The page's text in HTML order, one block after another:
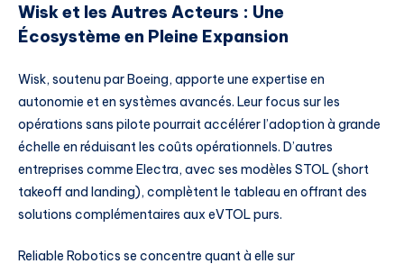
Wisk et les Autres Acteurs : Une
Écosystème en Pleine Expansion
Wisk, soutenu par Boeing, apporte une expertise en
autonomie et en systèmes avancés. Leur focus sur les
opérations sans pilote pourrait accélérer l’adoption à grande
échelle en réduisant les coûts opérationnels. D’autres
entreprises comme Electra, avec ses modèles STOL (short
takeoff and landing), complètent le tableau en offrant des
solutions complémentaires aux eVTOL purs.
Reliable Robotics se concentre quant à elle sur